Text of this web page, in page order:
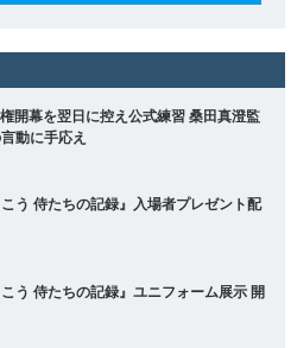
開幕を翌日に控え公式練習 桑田真澄監
動に手応え
う 侍たちの記録』入場者プレゼント配
う 侍たちの記録』ユニフォーム展示 開